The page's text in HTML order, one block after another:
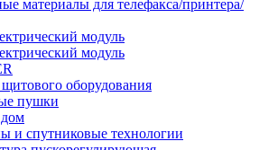
материалы для телефакса/принтера/
модуль
модуль
оборудования
пушки
и спутниковые технологии